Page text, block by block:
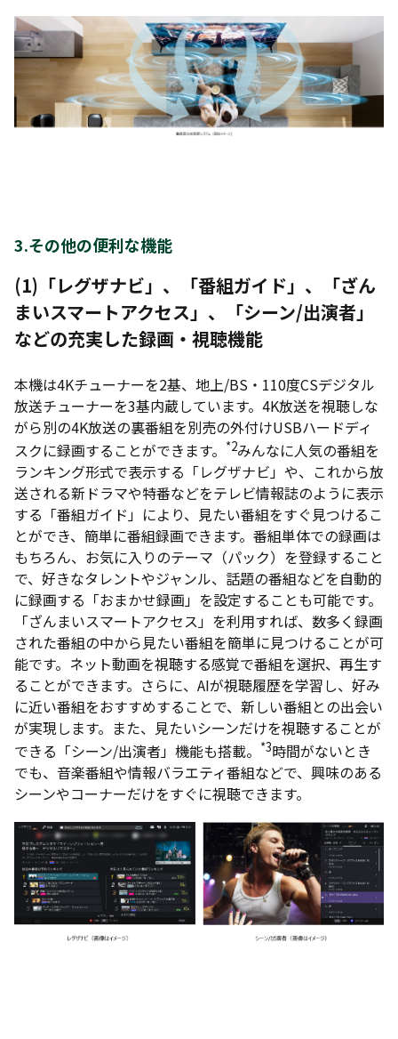
3.その他の便利な機能
(1) 「レグザナビ」、「番組ガイド」、「ざん
まいスマートアクセス」、「シーン/出演者」
などの充実した録画・視聴機能
本機は4Kチューナーを2基、地上/BS・110度CSデジタル
放送チューナーを3基内蔵しています。4K放送を視聴しな
がら別の4K放送の裏番組を別売の外付けUSBハードディ
スクに録画することができます。 *2みんなに人気の番組を
ランキング形式で表示する「レグザナビ」や、これから放
送される新ドラマや特番などをテレビ情報誌のように表示
する「番組ガイド」により、見たい番組をすぐ見つけるこ
とができ、簡単に番組録画できます。番組単体での録画は
もちろん、お気に入りのテーマ（パック）を登録すること
で、好きなタレントやジャンル、話題の番組などを自動的
に録画する「おまかせ録画」を設定することも可能です。
「ざんまいスマートアクセス」を利用すれば、数多く録画
された番組の中から見たい番組を簡単に見つけることが可
能です。ネット動画を視聴する感覚で番組を選択、再生す
ることができます。さらに、AIが視聴履歴を学習し、好み
に近い番組をおすすめすることで、新しい番組との出会い
が実現します。また、見たいシーンだけを視聴することが
できる「シーン/出演者」機能も搭載。 *3時間がないとき
でも、音楽番組や情報バラエティ番組などで、興味のある
シーンやコーナーだけをすぐに視聴できます。